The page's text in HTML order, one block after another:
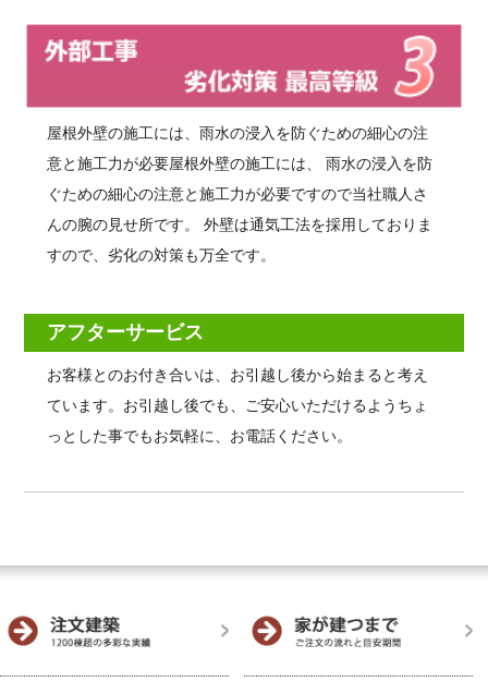
屋根外壁の施工には、雨水の浸入を防ぐための細心の注
意と施工力が必要屋根外壁の施工には、 雨水の浸入を防
ぐための細心の注意と施工力が必要ですので当社職人さ
んの腕の見せ所です。 外壁は通気工法を採用しておりま
すので、劣化の対策も万全です。
アフターサービス
お客様とのお付き合いは、お引越し後から始まると考え
ています。お引越し後でも、ご安心いただけるようちょ
っとした事でもお気軽に、お電話ください。